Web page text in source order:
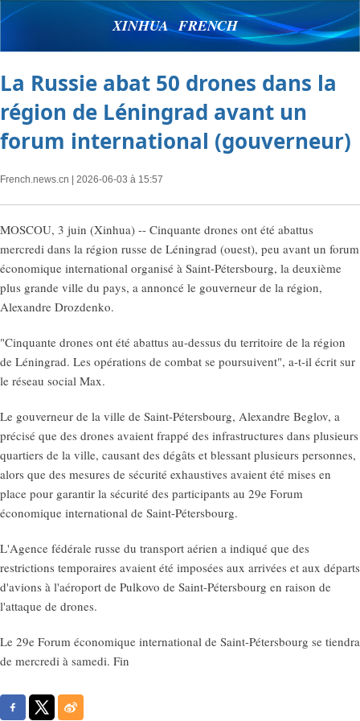
XINHUA FRENCH
La Russie abat 50 drones dans la
région de Léningrad avant un
forum international (gouverneur)
French.news.cn | 2026-06-03 à 15:57
MOSCOU, 3 juin (Xinhua) -- Cinquante drones ont été abattus
mercredi dans la région russe de Léningrad (ouest), peu avant un forum
économique international organisé à Saint-Pétersbourg, la deuxième
plus grande ville du pays, a annoncé le gouverneur de la région,
Alexandre Drozdenko.
"Cinquante drones ont été abattus au-dessus du territoire de la région
de Léningrad. Les opérations de combat se poursuivent", a-t-il écrit sur
le réseau social Max.
Le gouverneur de la ville de Saint-Pétersbourg, Alexandre Beglov, a
précisé que des drones avaient frappé des infrastructures dans plusieurs
quartiers de la ville, causant des dégâts et blessant plusieurs personnes,
alors que des mesures de sécurité exhaustives avaient été mises en
place pour garantir la sécurité des participants au 29e Forum
économique international de Saint-Pétersbourg.
L'Agence fédérale russe du transport aérien a indiqué que des
restrictions temporaires avaient été imposées aux arrivées et aux départs
d'avions à l'aéroport de Pulkovo de Saint-Pétersbourg en raison de
l'attaque de drones.
Le 29e Forum économique international de Saint-Pétersbourg se tiendra
de mercredi à samedi. Fin